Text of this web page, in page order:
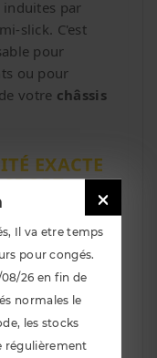
par
slick. C'est
pour
ou pour
de votre châssis
EXACTE
s'insérer en lieu
sur le
suivants :
2(Moteur 2.0
197ch, 200ch,
2012)

Il va etre temps
pour congés.
26 en fin de
normales le
les stocks
régulièrement